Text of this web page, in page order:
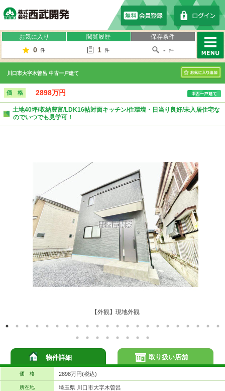
お気に入り
0 件
閲覧履歴
1 件
保存条件
- 件
MENU
川口市大字木曽呂 中古一戸建て
お気に入り
価 格 2898万円
土地40坪/収納豊富/LDK16帖対面キッチン/住環境・日当り良好/未入居住宅な
のでいつでも見学可！
【外観】現地外観
物件詳細
価 格 2898万円(税込)
所在地 埼玉県 川口市大字木曽呂
取り扱い店舗